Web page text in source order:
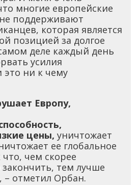
многие европейские
поддерживают
которая является
позицией за долгое
деле каждый день
усилия
это ни к чему
Европу,
цены, уничтожает
ее глобальное
чем скорее
тем лучше
– отметил Орбан.